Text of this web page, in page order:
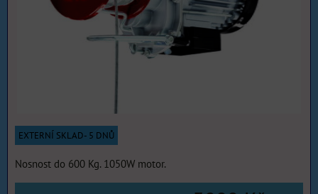
EXTERNÍ SKLAD- 5 DNŮ
Nosnost do 600 Kg. 1050W motor.